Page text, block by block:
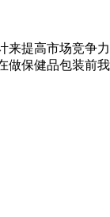
提高市场竞争
保健品包装前